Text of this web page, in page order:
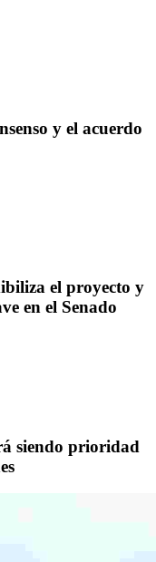
y el acuerdo
el proyecto y
en el Senado
siendo prioridad